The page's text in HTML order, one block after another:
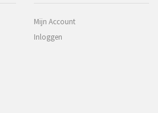
Mijn Account
Inloggen